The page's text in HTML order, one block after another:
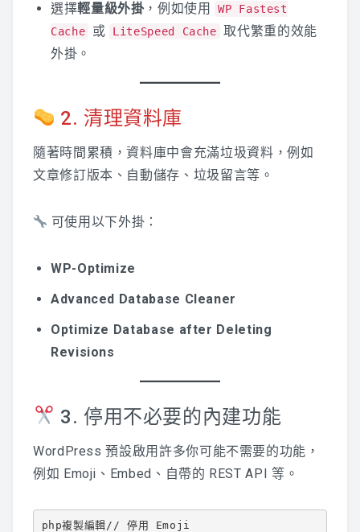
選擇輕量級外掛，例如使用
WP Fastest
Cache
或 LiteSpeed Cache 取代繁重的效能
外掛。
2. 清理資料庫
隨著時間累積，資料庫中會充滿垃圾資料，例如
文章修訂版本、自動儲存、垃圾留言等。
可使用以下外掛：
WP-Optimize
Advanced Database Cleaner
Optimize Database after Deleting
Revisions
3. 停用不必要的內建功能
WordPress 預設啟用許多你可能不需要的功能，
例如 Emoji、Embed、自帶的 REST API 等。
php複製編輯 // 停用 Emoji